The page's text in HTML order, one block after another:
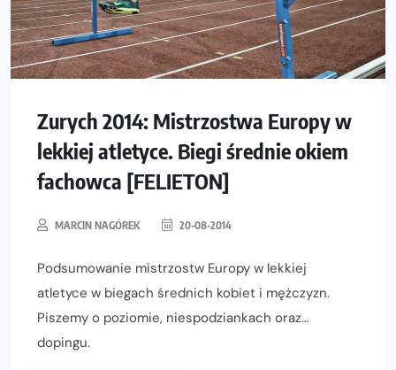
Zurych 2014: Mistrzostwa Europy w
lekkiej atletyce. Biegi średnie okiem
fachowca [FELIETON]
MARCIN NAGÓREK 20-08-2014
Podsumowanie mistrzostw Europy w lekkiej
atletyce w biegach średnich kobiet i mężczyzn.
Piszemy o poziomie, niespodziankach oraz…
dopingu.